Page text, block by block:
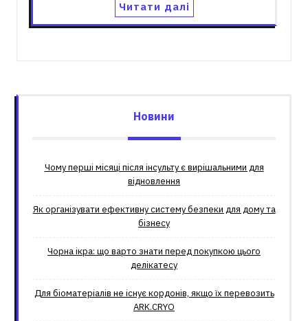
Читати далі
Новини
Чому перші місяці після інсульту є вирішальними для
відновлення
Як організувати ефективну систему безпеки для дому та
бізнесу
Чорна ікра: що варто знати перед покупкою цього
делікатесу
Для біоматеріалів не існує кордонів, якщо їх перевозить
ARK.CRYO